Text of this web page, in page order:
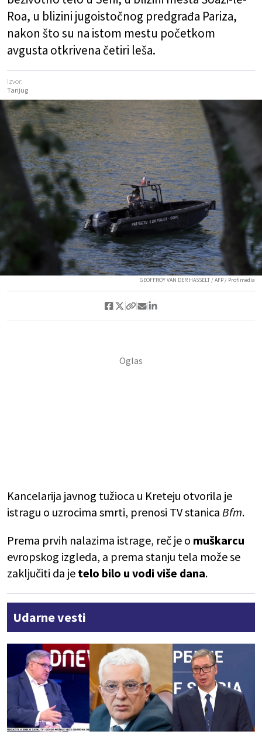
Roa, u blizini jugoistočnog predgrađa Pariza,
nakon što su na istom mestu početkom
avgusta otkrivena četiri leša.
Izvor:
Tanjug
GEOFFROY VAN DER HASSELT / AFP / Profimedia
Kancelarija javnog tužioca u Kreteju otvorila je
istragu o uzrocima smrti, prenosi TV stanica Bfm.
Prema prvih nalazima istrage, reč je o muškarcu
evropskog izgleda, a prema stanju tela može se
zaključiti da je telo bilo u vodi više dana.
Udarne vesti